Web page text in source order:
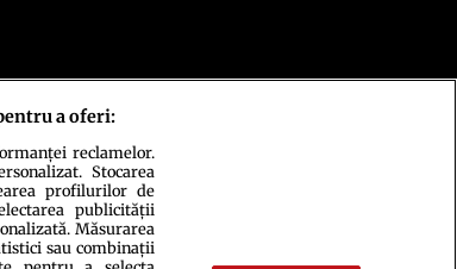
a oferi:
reclamelor.
Stocarea
profilurilor de
publicității
Măsurarea
sau combinații